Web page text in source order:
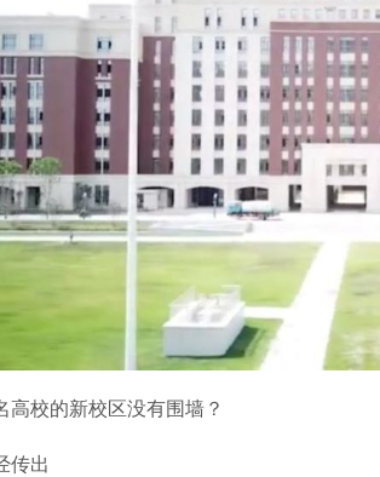
高校的新校区没有围墙？
传出